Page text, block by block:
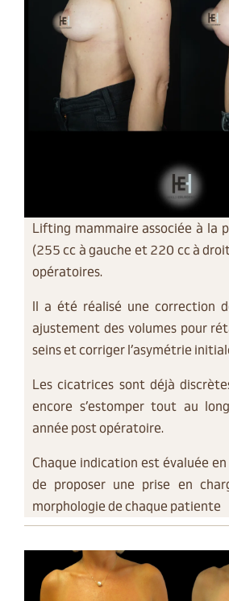
Lifting mammaire associée à la
(255 cc à gauche et 220 cc à
opératoires.
Il a été réalisé une correction
ajustement des volumes pour
seins et corriger l’asymétrie
Les cicatrices sont déjà
encore s’estomper tout au
année post opératoire.
Chaque indication est évaluée
de proposer une prise en
morphologie de chaque patiente